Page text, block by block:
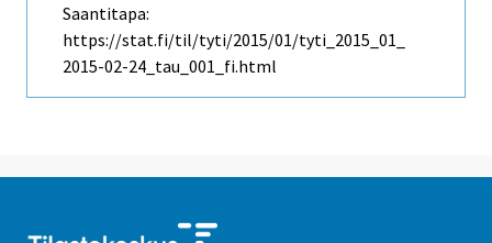
Saantitapa:
https://stat.fi/til/tyti/2015/01/tyti_2015_01_
2015-02-24_tau_001_fi.html